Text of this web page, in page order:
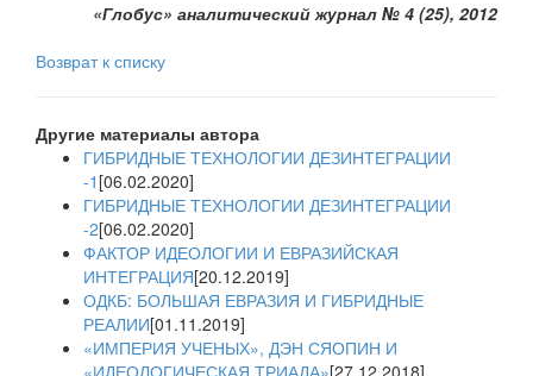
«Глобус» аналитический журнал № 4 (25), 2012
Возврат к списку
Другие материалы автора
ГИБРИДНЫЕ ТЕХНОЛОГИИ ДЕЗИНТЕГРАЦИИ
-1 [06.02.2020]
ГИБРИДНЫЕ ТЕХНОЛОГИИ ДЕЗИНТЕГРАЦИИ
-2[06.02.2020]
ФАКТОР ИДЕОЛОГИИ И ЕВРАЗИЙСКАЯ
ИНТЕГРАЦИЯ[20.12.2019]
ОДКБ: БОЛЬШАЯ ЕВРАЗИЯ И ГИБРИДНЫЕ
РЕАЛИИ[01.11.2019]
«ИМПЕРИЯ УЧЕНЫХ», ДЭН СЯОПИН И